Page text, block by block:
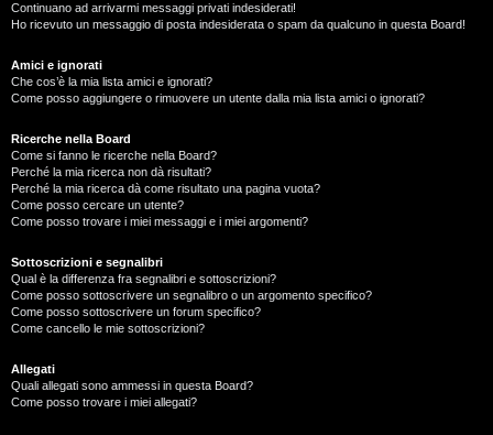
Continuano ad arrivarmi messaggi privati indesiderati!
Ho ricevuto un messaggio di posta indesiderata o spam da qualcuno in questa Board!
Amici e ignorati
Che cos’è la mia lista amici e ignorati?
Come posso aggiungere o rimuovere un utente dalla mia lista amici o ignorati?
Ricerche nella Board
Come si fanno le ricerche nella Board?
Perché la mia ricerca non dà risultati?
Perché la mia ricerca dà come risultato una pagina vuota?
Come posso cercare un utente?
Come posso trovare i miei messaggi e i miei argomenti?
Sottoscrizioni e segnalibri
Qual è la differenza fra segnalibri e sottoscrizioni?
Come posso sottoscrivere un segnalibro o un argomento specifico?
Come posso sottoscrivere un forum specifico?
Come cancello le mie sottoscrizioni?
Allegati
Quali allegati sono ammessi in questa Board?
Come posso trovare i miei allegati?